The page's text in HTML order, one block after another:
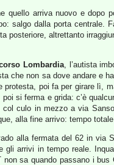
quello arriva nuovo e dopo
salgo dalla porta centrale.
posteriore, altrettanto
Lombardia, l’autista
che non sa dove andare e
protesta, poi fa per girare lì,
si ferma e grida: c’è
culo in mezzo a via
alla fine arrivo: tempo
alla fermata del 62 in via
gli arrivi in tempo reale.
sa quando passano i